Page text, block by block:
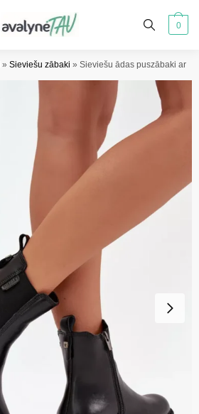
0
» Sieviešu zābaki » Sieviešu ādas puszābaki ar